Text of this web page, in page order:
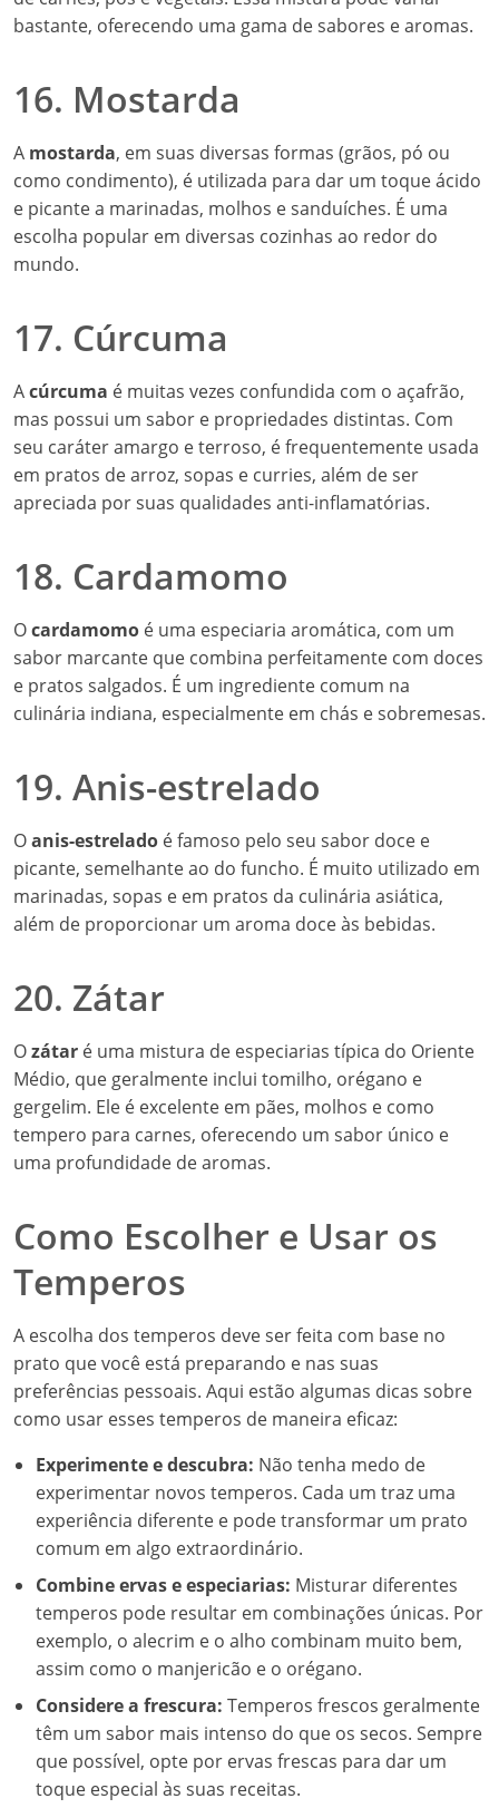
bastante, oferecendo uma gama de sabores e aromas.
16. Mostarda
A mostarda, em suas diversas formas (grãos, pó ou
como condimento), é utilizada para dar um toque ácido
e picante a marinadas, molhos e sanduíches. É uma
escolha popular em diversas cozinhas ao redor do
mundo.
17. Cúrcuma
Acúrcuma é muitas vezes confundida com o açafrão,
mas possui um sabor e propriedades distintas. Com
seu caráter amargo e terroso, é frequentemente usada
em pratos de arroz, sopas e curries, além de ser
apreciada por suas qualidades anti-inflamatórias.
18. Cardamomo
Ocardamomo é uma especiaria aromática, com um
sabor marcante que combina perfeitamente com doces
e pratos salgados. É um ingrediente comum na
culinária indiana, especialmente em chás e sobremesas.
19. Anis-estrelado
Oanis-estrelado é famoso pelo seu sabor doce e
picante, semelhante ao do funcho. É muito utilizado em
marinadas, sopas e em pratos da culinária asiática,
além de proporcionar um aroma doce às bebidas.
20. Zátar
Ozátar é uma mistura de especiarias típica do Oriente
Médio, que geralmente inclui tomilho, orégano e
gergelim. Ele é excelente em pães, molhos e como
tempero para carnes, oferecendo um sabor único e
uma profundidade de aromas.
Como Escolher e Usar os
Temperos
A escolha dos temperos deve ser feita com base no
prato que você está preparando e nas suas
preferências pessoais. Aqui estão algumas dicas sobre
como usar esses temperos de maneira eficaz:
Experimente e descubra: Não tenha medo de
experimentar novos temperos. Cada um traz uma
experiência diferente e pode transformar um prato
comum em algo extraordinário.
Combine ervas e especiarias: Misturar diferentes
temperos pode resultar em combinações únicas. Por
exemplo, o alecrim e o alho combinam muito bem,
assim como o manjericão e o orégano.
Considere a frescura: Temperos frescos geralmente
têm um sabor mais intenso do que os secos. Sempre
que possível, opte por ervas frescas para dar um
toque especial às suas receitas.